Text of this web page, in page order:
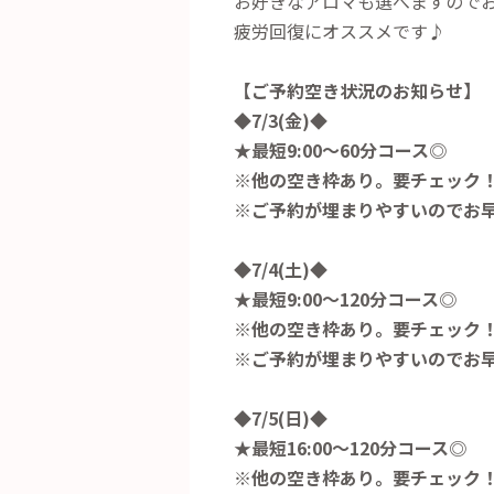
疲労回復にオススメです♪
【ご予約空き状況のお知らせ】
◆7/3(金)◆
★最短9:00～60分コース◎
※他の空き枠あり。要チェック！
※ご予約が埋まりやすいのでお
◆7/4(土)◆
★最短9:00～120分コース◎
※他の空き枠あり。要チェック！
※ご予約が埋まりやすいのでお
◆7/5(日)◆
★最短16:00～120分コース◎
※他の空き枠あり。要チェック！